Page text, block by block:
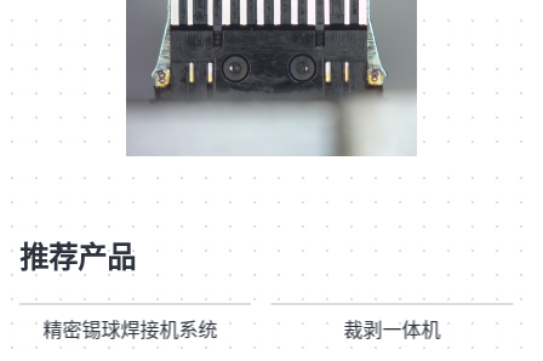
推荐产品
精密锡球焊接机系统 裁剥一体机